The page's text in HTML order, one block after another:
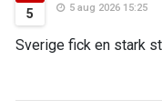
5 5 aug 2026 15:25
Sverige fick en stark